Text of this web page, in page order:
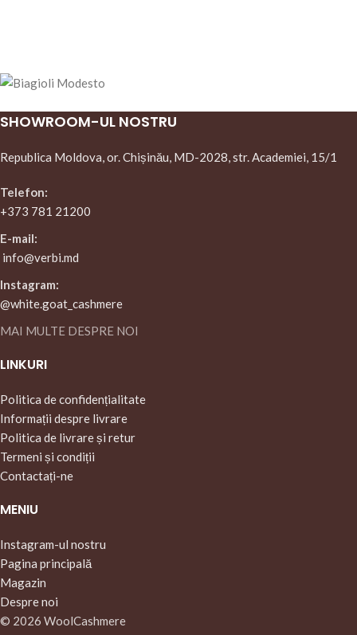
SHOWROOM-UL NOSTRU
Republica Moldova, or. Chișinău, MD-2028, str. Academiei, 15/1
Telefon:
+373 781 21200
E-mail:
info@verbi.md
Instagram:
@white.goat_cashmere
MAI MULTE DESPRE NOI
LINKURI
Politica de confidențialitate
Informații despre livrare
Politica de livrare și retur
Termeni și condiții
Contactați-ne
MENIU
Instagram-ul nostru
Pagina principală
Magazin
Despre noi
© 2026 WoolCashmere